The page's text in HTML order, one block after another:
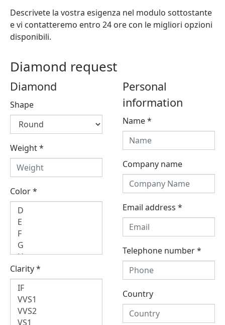
Descrivete la vostra esigenza nel modulo sottostante
e vi contatteremo entro 24 ore con le migliori opzioni
disponibili.
Diamond request
Diamond
Shape
Weight*
Color*
Clarity*
Personal
information
Name*
Company name
Email address *
Telephone number*
Country